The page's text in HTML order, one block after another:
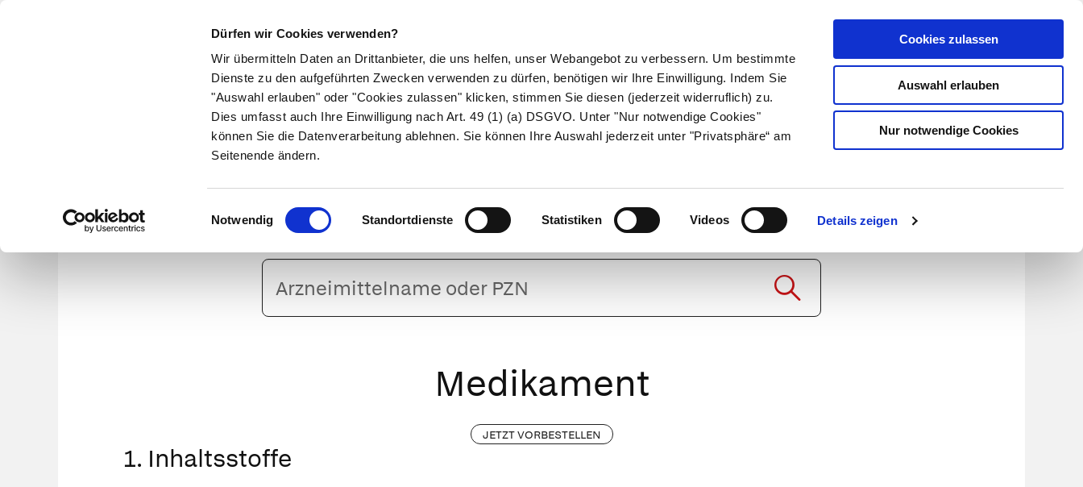
Dürfen wir Cookies verwenden?
Wir übermitteln Daten an Drittanbieter, die uns helfen, unser Webangebot zu verbessern. Um bestimmte
Dienste zu den aufgeführten Zwecken verwenden zu dürfen, benötigen wir Ihre Einwilligung. Indem Sie
"Auswahl erlauben" oder "Cookies zulassen" klicken, stimmen Sie diesen (jederzeit widerruflich) zu.
Dies umfasst auch Ihre Einwilligung nach Art. 49 (1) (a) DSGVO. Unter "Nur notwendige Cookies"
können Sie die Datenverarbeitung ablehnen. Sie können Ihre Auswahl jederzeit unter "Privatsphäre“ am
Seitenende ändern.
Einwilligungsauswahl
Notwendig Standortdienste Statistiken Videos Details zeigen
Cookies zulassen
Auswahl erlauben
Nur notwendige Cookies
Kundenlogin
Suche
Symptome Therapie Medikamente Naturheilkunde Eltern & Kind Gesund leben Über uns
NUX VOMICA D12
Arzneimittelname
oder
PZN
Medikament
JETZT VORBESTELLEN
1. Inhaltsstoffe